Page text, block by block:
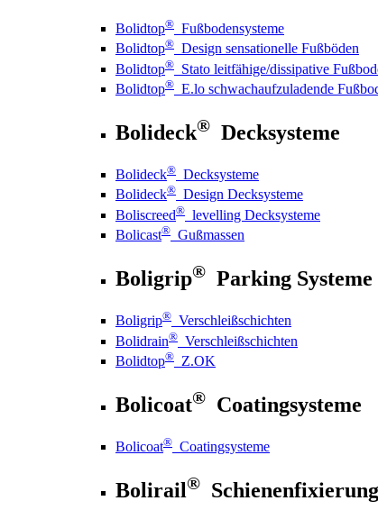
Bolidtop® Fußbodensysteme
Bolidtop® Design sensationelle Fußböden
Bolidtop® Stato leitfähige/dissipative
Bolidtop® E.lo schwachaufzuladende
Bolideck® Decksysteme
Bolideck® Decksysteme
Bolideck® Design Decksysteme
Boliscreed® levelling Decksysteme
Bolicast® Gußmassen
Boligrip® Parking
Boligrip® Verschleißschichten
Bolidrain® Verschleißschichten
Bolidtop® Z.OK
Bolicoat® Coatingsysteme
Bolicoat® Coatingsysteme
Bolirail® Schienenfixierung